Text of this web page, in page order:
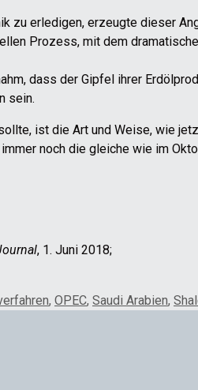
zu erledigen, erzeugte dieser
Prozess, mit dem
dass der Gipfel ihrer
sein.
ist die Art und Weise, wie
noch die gleiche wie im
, 1. Juni 2018;
, OPEC, Saudi Arabien,